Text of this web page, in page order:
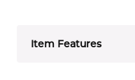
Item Features